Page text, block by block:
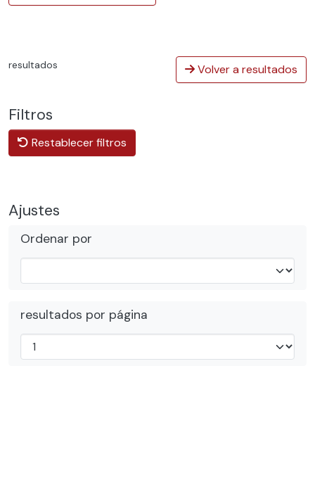
resultados Volver a resultados
Filtros
Restablecer filtros
Ajustes
Ordenar por
resultados por página